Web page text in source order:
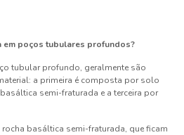
em poços tubulares profundos?
tubular profundo, geralmente são
a primeira é composta por solo
semi-fraturada e a terceira por
basáltica semi-fraturada, que ficam